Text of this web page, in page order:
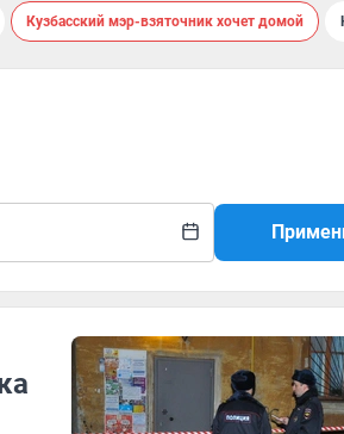
Кузбасский мэр-взяточник хочет домой